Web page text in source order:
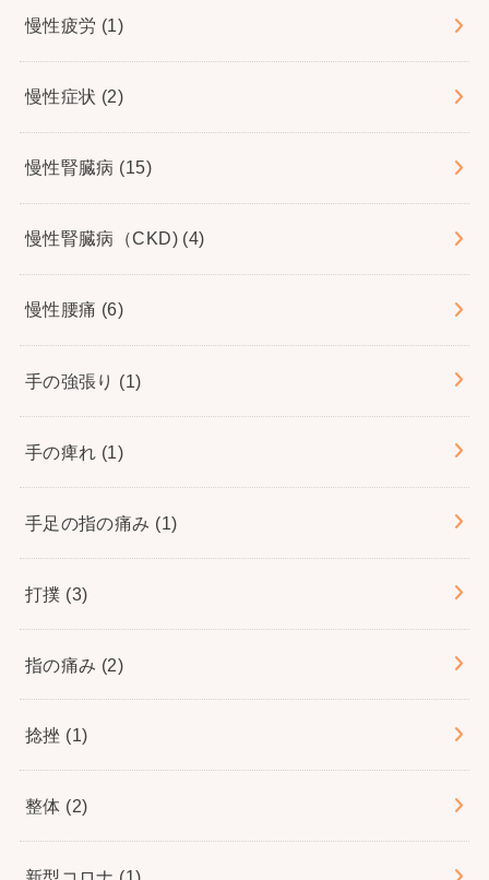
慢性疲労 (1)
慢性症状 (2)
慢性腎臓病 (15)
慢性腎臓病（CKD) (4)
慢性腰痛 (6)
手の強張り (1)
手の痺れ (1)
手足の指の痛み (1)
打撲 (3)
指の痛み (2)
捻挫 (1)
整体 (2)